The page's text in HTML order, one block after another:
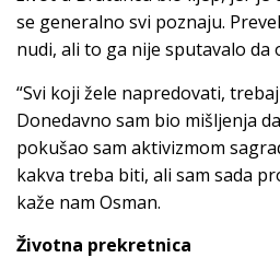
se generalno svi poznaju.
nudi, ali to ga nije sputavalo da
“Svi koji žele napredovati,
Donedavno sam bio mišljenja
pokušao sam aktivizmom
kakva treba biti, ali sam sada
kaže nam Osman.
Životna prekretnica